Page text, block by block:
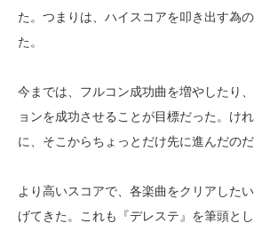
た。つまりは、ハイスコアを叩き出す為
た。
今までは、フルコン成功曲を増やしたり
ョンを成功させることが目標だった。け
に、そこからちょっとだけ先に進んだのだ
より高いスコアで、各楽曲をクリアした
げてきた。これも『デレステ』を筆頭と